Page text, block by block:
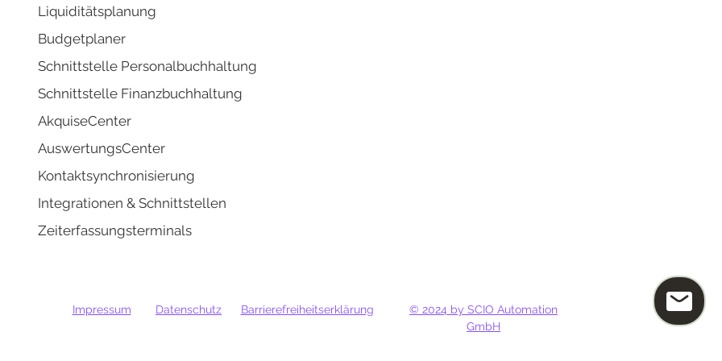
Liquiditätsplanung
Budgetplaner
Schnittstelle Personalbuchhaltung
Schnittstelle Finanzbuchhaltung
AkquiseCenter
AuswertungsCenter
Kontaktsynchronisierung
Integrationen & Schnittstellen
Zeiterfassungsterminals
Impressum Datenschutz Barrierefreiheitserklärung
© 2024 by SCIO Automation
GmbH